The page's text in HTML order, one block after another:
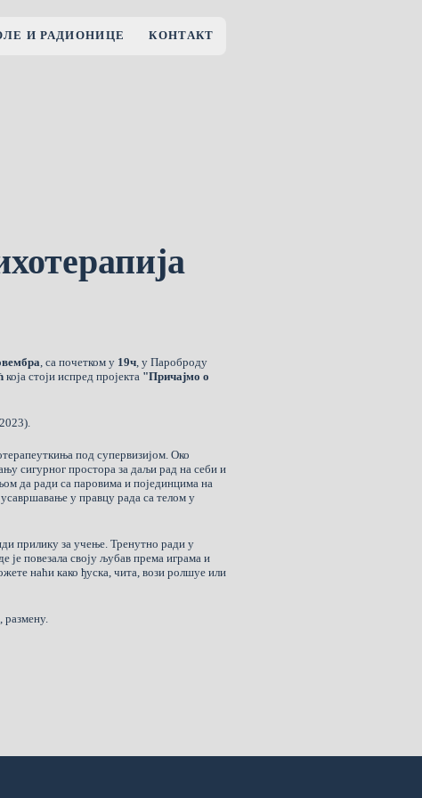
И РАДИОНИЦЕ КОНТАКТ
, са почетком у 19ч , у Пароброду
која стоји испред пројекта "Причајмо о
под супервизијом. Око
сигурног простора за даљи рад на себи и
да ради са паровима и појединцима на
у правцу рада са телом у
прилику за учење. Тренутно ради у
је повезала своју љубав према играма и
наћи како ђуска, чита, вози ролшуе или
размену.